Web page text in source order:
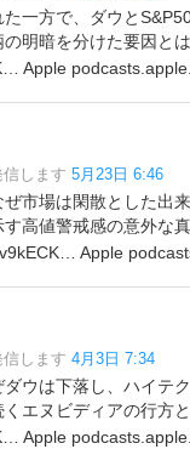
一方で、ダウと
明暗を分けた要因
Apple
します 5月23日 6:46
市場は閑散とした出
高値警戒感の意外な
Apple
します 4月3日 7:34
ウは下落し、ハイテ
エヌビディアの行
Apple